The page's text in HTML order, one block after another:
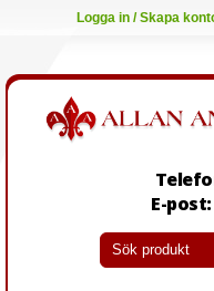
Logga in / Skapa
E-post: